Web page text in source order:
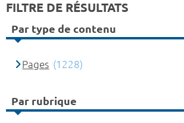
FILTRE DE RÉSULTATS
Par type de contenu
Pages (1228)
Par rubrique